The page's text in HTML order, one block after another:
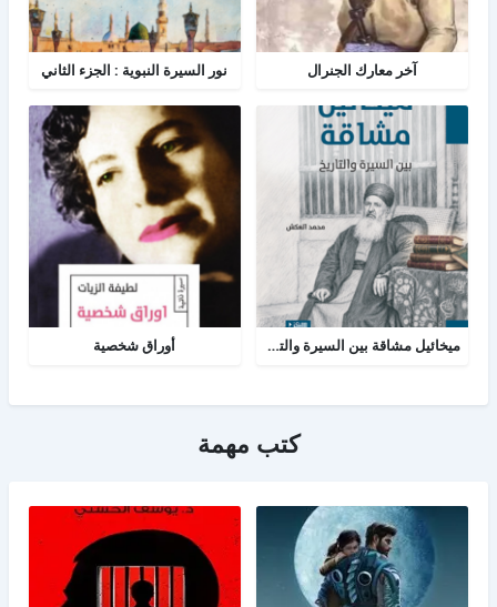
آخر معارك الجنرال نور السيرة النبوية : الجزء الثاني
ميخائيل مشاقة بين السيرة والتاريخ أوراق شخصية
كتب مهمة